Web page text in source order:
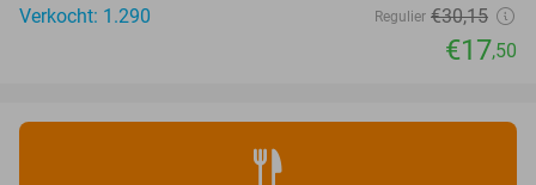
Verkocht: 1.290
Regulier €30,15
€17,50